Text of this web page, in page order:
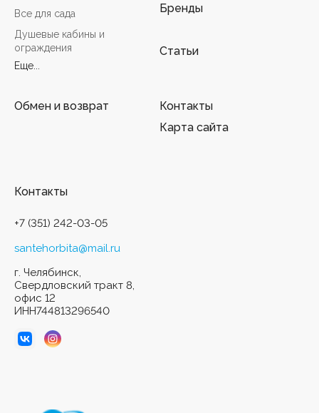
Все для сада
Душевые кабины и
ограждения
Еще...
Бренды
Статьи
Обмен и возврат
Контакты
Карта сайта
Контакты
+7 (351) 242-03-05
santehorbita@mail.ru
г. Челябинск,
Свердловский тракт 8,
офис 12
ИНН744813296540